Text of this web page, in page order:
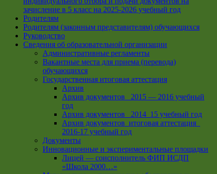
зачисление в 5 класс на 2025-2026 учебный год
Родителям
Родителям (законным представителям) обучающихся
Руководство
Сведения об образовательной организации
Административные регламенты
Вакантные места для приема (перевода)
обучающихся
Государственная итоговая аттестация
Архив
Архив документов _2015 — 2016 учебный
год
Архив документов_ 2014_15 учебный год
Архив документов_итоговая аттестация_
2016-17 учебный год
Документы
Инновационные и экспериментальные площадки
Лицей — соисполнитель ФИП ИСДП
«Школа 2000…»